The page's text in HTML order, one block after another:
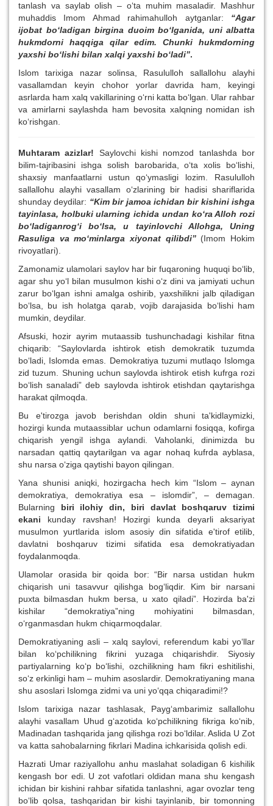
tanlash va saylab olish – o‘ta muhim masaladir. Mashhur
muhaddis Imom Ahmad rahimahulloh aytganlar:
“Agar
ijobat bo‘ladigan birgina duoim bo‘lganida, uni albatta
hukmdorni haqqiga qilar edim. Chunki hukmdorning
yaxshi bo‘lishi bilan xalqi yaxshi bo‘ladi”.
Islom tarixiga nazar solinsa, Rasululloh sallallohu alayhi
vasallamdan keyin chohor yorlar davrida ham, keyingi
asrlarda ham xalq vakillarining o‘rni katta bo‘lgan. Ular rahbar
va amirlarni saylashda ham bevosita xalqning nomidan ish
ko‘rishgan.
Muhtaram azizlar!
Saylovchi kishi nomzod tanlashda bor
bilim-tajribasini ishga solish barobarida, o‘ta xolis bo‘lishi,
shaxsiy manfaatlarni ustun qo‘ymasligi lozim. Rasululloh
sallallohu alayhi vasallam o‘zlarining bir hadisi shariflarida
shunday deydilar: “Kim bir jamoa ichidan bir kishini ishga
tayinlasa, holbuki ularning ichida undan ko‘ra Alloh rozi
bo‘ladiganrog‘i bo‘lsa, u tayinlovchi Allohga, Uning
Rasuliga va mo‘minlarga xiyonat qilibdi” (Imom Hokim
rivoyatlari).
Zamonamiz ulamolari saylov har bir fuqaroning huquqi bo‘lib,
agar shu yo‘l bilan musulmon kishi o‘z dini va jamiyati uchun
zarur bo‘lgan ishni amalga oshirib, yaxshilikni jalb qiladigan
bo‘lsa, bu ish holatga qarab, vojib darajasida bo‘lishi ham
mumkin, deydilar.
Afsuski, hozir ayrim mutaassib tushunchadagi kishilar fitna
chiqarib: “Saylovlarda ishtirok etish demokratik tuzumda
bo‘ladi, Islomda emas. Demokratiya tuzumi mutlaqo Islomga
zid tuzum. Shuning uchun saylovda ishtirok etish kufrga rozi
bo‘lish sanaladi” deb saylovda ishtirok etishdan qaytarishga
harakat qilmoqda.
Bu e'tirozga javob berishdan oldin shuni ta'kidlaymizki,
hozirgi kunda mutaassiblar uchun odamlarni fosiqqa, kofirga
chiqarish yengil ishga aylandi. Vaholanki, dinimizda bu
narsadan qattiq qaytarilgan va agar nohaq kufrda ayblasa,
shu narsa o‘ziga qaytishi bayon qilingan.
Yana shunisi aniqki, hozirgacha hech kim “Islom – aynan
demokratiya, demokratiya esa – islomdir”, – demagan.
Bularning
biri ilohiy din, biri davlat boshqaruv tizimi
ekani
kunday ravshan! Hozirgi kunda deyarli aksariyat
musulmon yurtlarida islom asosiy din sifatida e'tirof etilib,
davlatni boshqaruv tizimi sifatida esa demokratiyadan
foydalanmoqda.
Ulamolar orasida bir qoida bor: “Bir narsa ustidan hukm
chiqarish uni tasavvur qilishga bog‘liqdir. Kim bir narsani
puxta bilmasdan hukm bersa, u xato qiladi”. Hozirda ba'zi
kishilar “demokratiya”ning mohiyatini bilmasdan,
o‘rganmasdan hukm chiqarmoqdalar.
Demokratiyaning asli – xalq saylovi, referendum kabi yo‘llar
bilan ko‘pchilikning fikrini yuzaga chiqarishdir. Siyosiy
partiyalarning ko‘p bo‘lishi, ozchilikning ham fikri eshitilishi,
so‘z erkinligi ham – muhim asoslardir. Demokratiyaning mana
shu asoslari Islomga zidmi va uni yo‘qqa chiqaradimi!?
Islom tarixiga nazar tashlasak, Payg‘ambarimiz sallallohu
alayhi vasallam Uhud g‘azotida ko‘pchilikning fikriga ko‘nib,
Madinadan tashqarida jang qilishga rozi bo‘ldilar. Aslida U Zot
va katta sahobalarning fikrlari Madina ichkarisida qolish edi.
Hazrati Umar raziyallohu anhu maslahat soladigan 6 kishilik
kengash bor edi. U zot vafotlari oldidan mana shu kengash
ichidan bir kishini rahbar sifatida tanlashni, agar ovozlar teng
bo‘lib qolsa, tashqaridan bir kishi tayinlanib, bir tomonning